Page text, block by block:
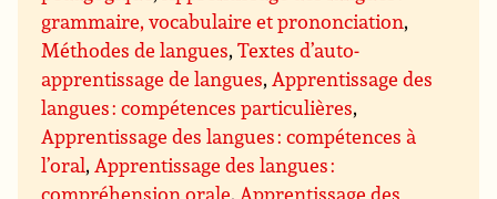
grammaire, vocabulaire et prononciation,
Méthodes de langues,Textes d’auto-
apprentissage de langues,Apprentissage des
langues : compétences particulières,
Apprentissage des langues : compétences à
l’oral,Apprentissage des langues :
compréhension orale,Apprentissage des